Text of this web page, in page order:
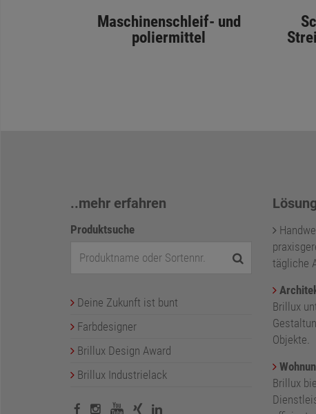
Maschinenschleif- und
poliermittel
..mehr erfahren
Produktsuche
Deine Zukunft ist bunt
Farbdesigner
Brillux Design Award
Brillux Industrielack
tägliche
Brillux
Objekte.
Brillux